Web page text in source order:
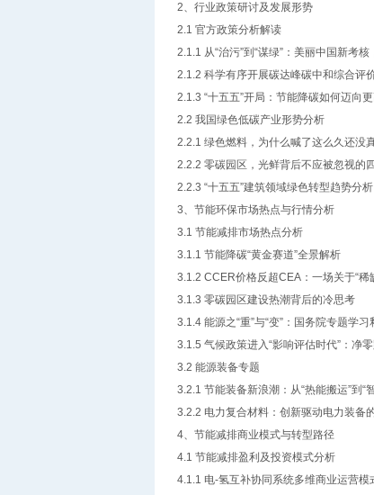
2、行业政策研讨及发展形势
2.1 官方政策分析解读
2.1.1 从“治污”到“谋绿”：美丽中国新考
2.1.2 科学有序开展碳达峰碳中和综合评
2.1.3 “十五五”开局：节能降碳如何迈向
2.2 我国绿色低碳产业形势分析
2.2.1 绿色燃料，为什么喊了这么久还没
2.2.2 零碳园区，光鲜背后不应被忽视的
2.2.3 “十五五”建筑领域绿色转型趋势分析
3、节能环保市场热点与行情分析
3.1 节能减排市场热点分析
3.1.1 节能降碳“黄金赛道”全景解析
3.1.2 CCER价格反超CEA：一场关于“稀
3.1.3 零碳园区建设热潮背后的冷思考
3.1.4 能源之“重”与“变”：国务院专题学
3.1.5 气候政策进入“影响评估时代”：净
3.2 能源装备专题
3.2.1 节能装备新浪潮：从“热能搬运”到“
3.2.2 电力复合材料：创新驱动电力装备
4、节能减排商业模式与转型路径
4.1 节能减排盈利及投资模式分析
4.1.1 电-氢互补协同系统多维商业运营模